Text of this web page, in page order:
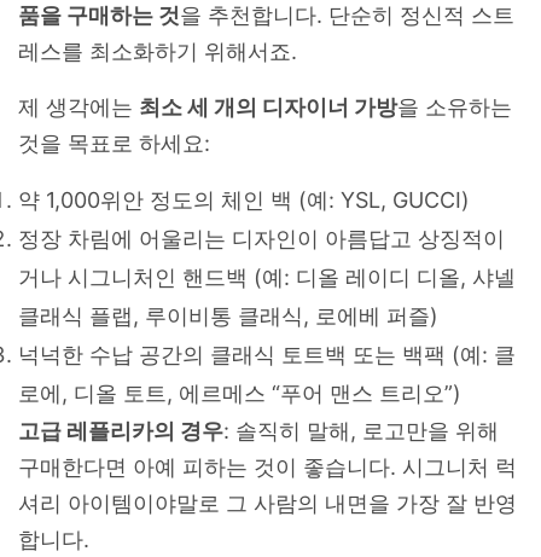
품을 구매하는 것을 추천합니다. 단순히 정신적 스트
레스를 최소화하기 위해서죠.
제 생각에는 최소 세 개의 디자이너 가방을 소유하는
것을 목표로 하세요:
약 1,000위안 정도의 체인 백 (예: YSL, GUCCI)
정장 차림에 어울리는 디자인이 아름답고 상징적이
거나 시그니처인 핸드백 (예: 디올 레이디 디올, 샤넬
클래식 플랩, 루이비통 클래식, 로에베 퍼즐)
넉넉한 수납 공간의 클래식 토트백 또는 백팩 (예: 클
로에, 디올 토트, 에르메스 “푸어 맨스 트리오”)
고급 레플리카의 경우: 솔직히 말해, 로고만을 위해
구매한다면 아예 피하는 것이 좋습니다. 시그니처 럭
셔리 아이템이야말로 그 사람의 내면을 가장 잘 반영
합니다.